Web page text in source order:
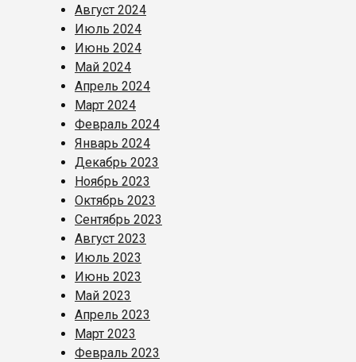
Август 2024
Июль 2024
Июнь 2024
Май 2024
Апрель 2024
Март 2024
Февраль 2024
Январь 2024
Декабрь 2023
Ноябрь 2023
Октябрь 2023
Сентябрь 2023
Август 2023
Июль 2023
Июнь 2023
Май 2023
Апрель 2023
Март 2023
Февраль 2023